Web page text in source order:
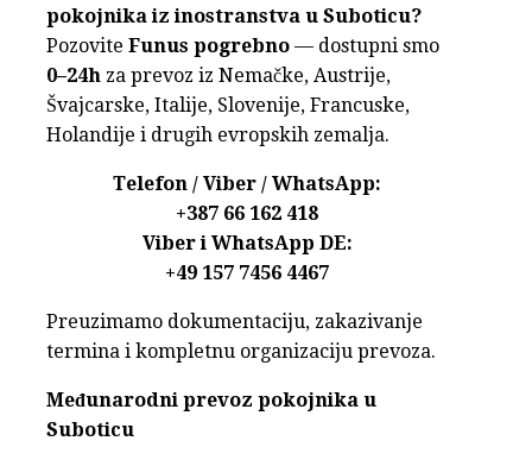
pokojnika iz inostranstva u Suboticu?
Pozovite Funus pogrebno — dostupni smo
0–24h za prevoz iz Nemačke, Austrije,
Švajcarske, Italije, Slovenije, Francuske,
Holandije i drugih evropskih zemalja.
Telefon / Viber / WhatsApp:
+387 66 162 418
Viber i WhatsApp DE:
+49 157 7456 4467
Preuzimamo dokumentaciju, zakazivanje
termina i kompletnu organizaciju prevoza.
Međunarodni prevoz pokojnika u
Suboticu